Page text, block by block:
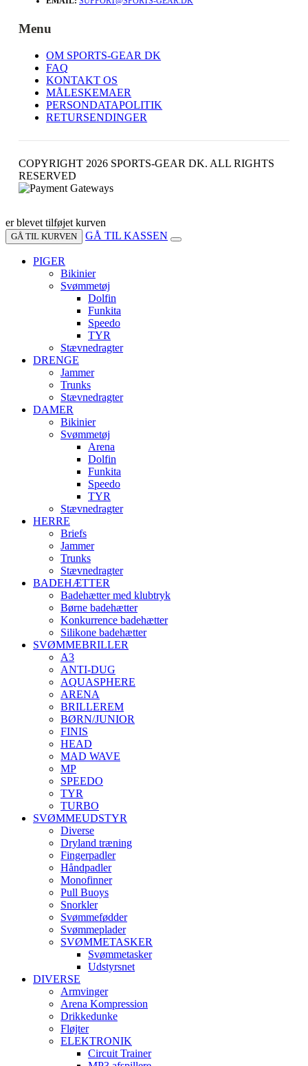
Menu
OM SPORTS-GEAR DK
FAQ
KONTAKT OS
MÅLESKEMAER
PERSONDATAPOLITIK
RETURSENDINGER
COPYRIGHT 2026 SPORTS-GEAR DK. ALL RIGHTS
RESERVED
er blevet tilføjet kurven
GÅ TIL KURVEN GÅ TIL KASSEN
PIGER
Bikinier
Svømmetøj
Dolfin
Funkita
Speedo
TYR
Stævnedragter
DRENGE
Jammer
Trunks
Stævnedragter
DAMER
Bikinier
Svømmetøj
Arena
Dolfin
Funkita
Speedo
TYR
Stævnedragter
HERRE
Briefs
Jammer
Trunks
Stævnedragter
BADEHÆTTER
Badehætter med klubtryk
Børne badehætter
Konkurrence badehætter
Silikone badehætter
SVØMMEBRILLER
A3
ANTI-DUG
AQUASPHERE
ARENA
BRILLEREM
BØRN/JUNIOR
FINIS
HEAD
MAD WAVE
MP
SPEEDO
TYR
TURBO
SVØMMEUDSTYR
Diverse
Dryland træning
Fingerpadler
Håndpadler
Monofinner
Pull Buoys
Snorkler
Svømmefødder
Svømmeplader
SVØMMETASKER
Svømmetasker
Udstyrsnet
DIVERSE
Armvinger
Arena Kompression
Drikkedunke
Fløjter
ELEKTRONIK
Circuit Trainer